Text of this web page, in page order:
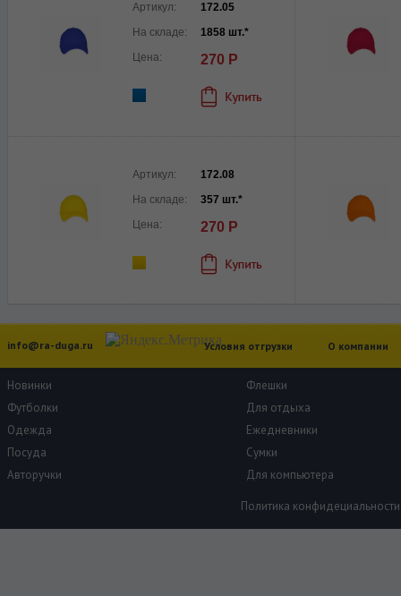
Артикул:
172.05
На складе:
1858 шт.*
Цена:
270 Р
Артикул:
172.08
На складе:
357 шт.*
Цена:
270 Р
info@ra-duga.ru Условия отгрузки О компании
Новинки
Флешки
Футболки
Для отдыха
Одежда
Ежедневники
Посуда
Сумки
Авторучки
Для компьютера
Политика конфидециальности